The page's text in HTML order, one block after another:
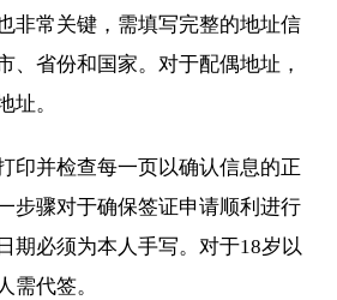
非常关键，需填写完整的地址信
、省份和国家。对于配偶地址，
址。
印并检查每一页以确认信息的正
步骤对于确保签证申请顺利进行
期必须为本人手写。对于18岁以
需代签。